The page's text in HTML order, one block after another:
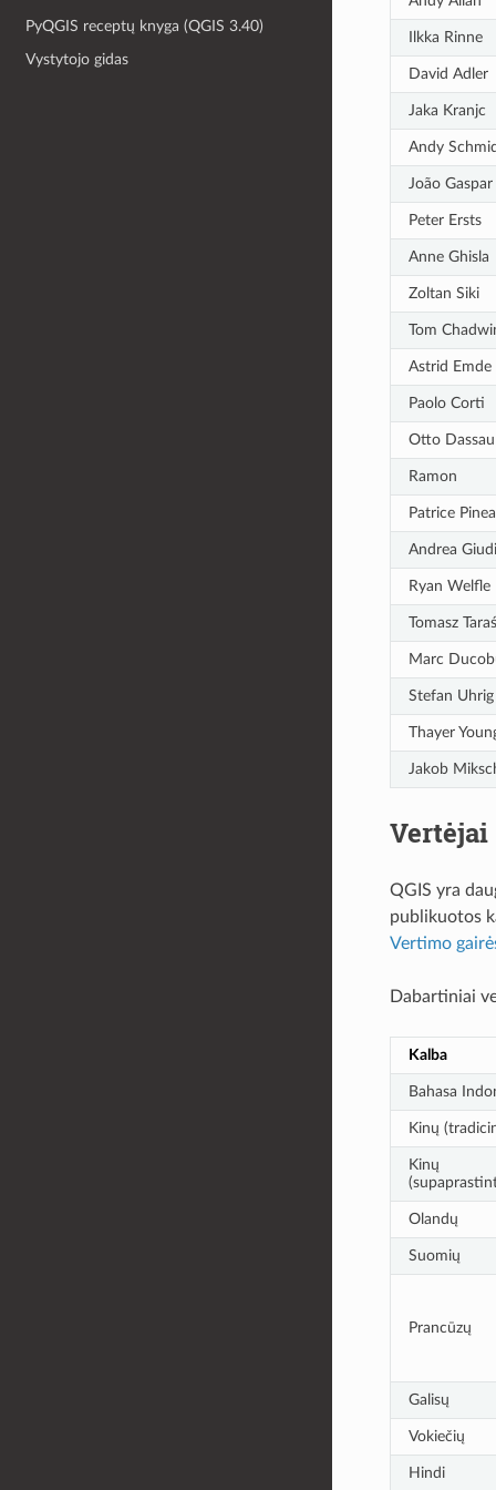
PyQGIS receptų knyga (QGIS 3.40)
Vystytojo gidas
Ilkka Rinne
David Adler
Jaka Kranjc
Andy
João Gaspar
Peter Ersts
Anne Ghisla
Zoltan Siki
Tom
Astrid Emde
Paolo Corti
Otto Dassau
Ramon
Patrice
Andrea
Ryan Welfle
Tomasz Taraś
Marc
Stefan Uhrig
Thayer
Jakob
Vertėjai
QGIS yra
publikuotos
Vertimo
Dabartiniai
Kalba
Bahasa
Kinų
Kinų
Olandų
Suomių
Prancūzų
Galisų
Vokiečių
Hindi